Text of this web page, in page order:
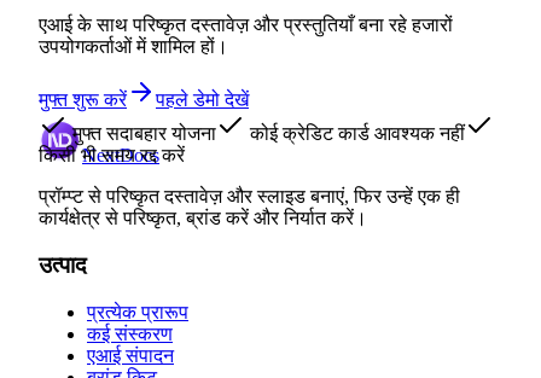
एआई के साथ परिष्कृत दस्तावेज़ और प्रस्तुतियाँ बना रहे हजारों
उपयोगकर्ताओं में शामिल हों।
मुफ्त शुरू करें
पहले डेमो देखें
मुफ्त सदाबहार योजना
कोई क्रेडिट कार्ड आवश्यक नहीं
किसी भी समय रद्द करें
NextDocs
प्रॉम्प्ट से परिष्कृत दस्तावेज़ और स्लाइड बनाएं, फिर उन्हें एक ही
कार्यक्षेत्र से परिष्कृत, ब्रांड करें और निर्यात करें।
उत्पाद
प्रत्येक प्रारूप
कई संस्करण
एआई संपादन